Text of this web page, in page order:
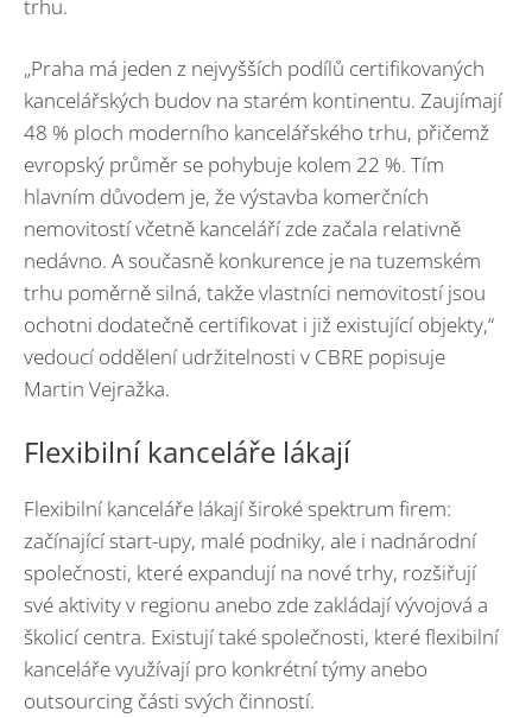
trhu.
„Praha má jeden z nejvyšších podílů certifikovaných
kancelářských budov na starém kontinentu. Zaujímají
48 % ploch moderního kancelářského trhu, přičemž
evropský průměr se pohybuje kolem 22 %. Tím
hlavním důvodem je, že výstavba komerčních
nemovitostí včetně kanceláří zde začala relativně
nedávno. A současně konkurence je na tuzemském
trhu poměrně silná, takže vlastníci nemovitostí jsou
ochotni dodatečně certifikovat i již existující objekty,“
vedoucí oddělení udržitelnosti v CBRE popisuje
Martin Vejražka.
Flexibilní kanceláře lákají
Flexibilní kanceláře lákají široké spektrum firem:
začínající start-upy, malé podniky, ale i nadnárodní
společnosti, které expandují na nové trhy, rozšiřují
své aktivity v regionu anebo zde zakládají vývojová a
školicí centra. Existují také společnosti, které flexibilní
kanceláře využívají pro konkrétní týmy anebo
outsourcing části svých činností.